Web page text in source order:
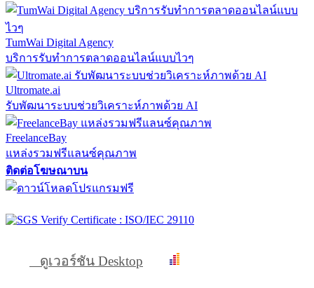
TumWai Digital Agency
บริการรับทำการตลาดออนไลน์แบบไวๆ
Ultromate.ai
รับพัฒนาระบบช่วยวิเคราะห์ภาพด้วย AI
FreelanceBay
แหล่งรวมฟรีแลนซ์คุณภาพ
ติดต่อโฆษณาบน
ดูเวอร์ชัน Desktop